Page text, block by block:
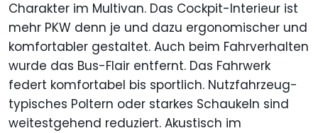
Charakter im Multivan. Das Cockpit-Interieur ist
mehr PKW denn je und dazu ergonomischer und
komfortabler gestaltet. Auch beim Fahrverhalten
wurde das Bus-Flair entfernt. Das Fahrwerk
federt komfortabel bis sportlich. Nutzfahrzeug-
typisches Poltern oder starkes Schaukeln sind
weitestgehend reduziert. Akustisch im